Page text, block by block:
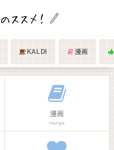
KALDI 漫画
漫画
manga